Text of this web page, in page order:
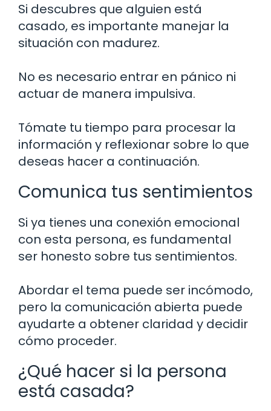
Si descubres que alguien está
casado, es importante manejar la
situación con madurez.
No es necesario entrar en pánico ni
actuar de manera impulsiva.
Tómate tu tiempo para procesar la
información y reflexionar sobre lo que
deseas hacer a continuación.
Comunica tus sentimientos
Si ya tienes una conexión emocional
con esta persona, es fundamental
ser honesto sobre tus sentimientos.
Abordar el tema puede ser incómodo,
pero la comunicación abierta puede
ayudarte a obtener claridad y decidir
cómo proceder.
¿Qué hacer si la persona
está casada?